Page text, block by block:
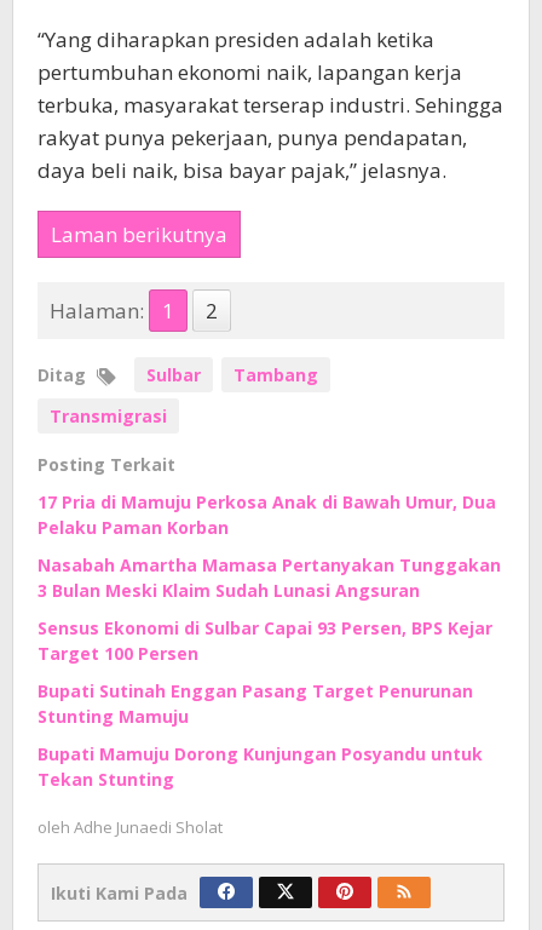
“Yang diharapkan presiden adalah ketika
pertumbuhan ekonomi naik, lapangan kerja
terbuka, masyarakat terserap industri. Sehingga
rakyat punya pekerjaan, punya pendapatan,
daya beli naik, bisa bayar pajak,” jelasnya.
Laman berikutnya
Halaman: 1 2
Ditag Sulbar
Tambang
Transmigrasi
Posting Terkait
17 Pria di Mamuju Perkosa Anak di Bawah Umur, Dua
Pelaku Paman Korban
Nasabah Amartha Mamasa Pertanyakan Tunggakan
3 Bulan Meski Klaim Sudah Lunasi Angsuran
Sensus Ekonomi di Sulbar Capai 93 Persen, BPS Kejar
Target 100 Persen
Bupati Sutinah Enggan Pasang Target Penurunan
Stunting Mamuju
Bupati Mamuju Dorong Kunjungan Posyandu untuk
Tekan Stunting
oleh Adhe Junaedi Sholat
Ikuti Kami Pada